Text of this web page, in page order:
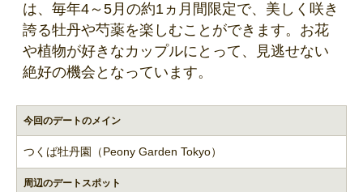
は、毎年4～5月の約1ヵ月間限定で、美しく咲き
誇る牡丹や芍薬を楽しむことができます。お花
や植物が好きなカップルにとって、見逃せない
絶好の機会となっています。
今回のデートのメイン
つくば牡丹園（Peony Garden Tokyo）
周辺のデートスポット